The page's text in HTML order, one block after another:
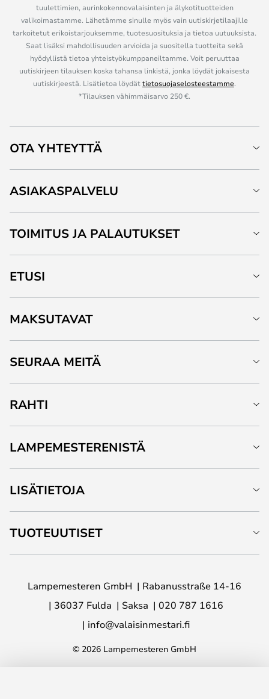
tuulettimien, aurinkokennovalaisinten ja älykotituotteiden
valikoimastamme. Lähetämme sinulle myös vain uutiskirjetilaajille
tarkoitetut erikoistarjouksemme, tuotesuosituksia ja tietoa uutuuksista.
Saat lisäksi mahdollisuuden arvioida ja suositella tuotteita sekä
hyödyllistä tietoa yhteistyökumppaneiltamme. Voit peruuttaa
uutiskirjeen tilauksen koska tahansa linkistä, jonka löydät jokaisesta
uutiskirjeestä. Lisätietoa löydättietosuojaselosteestamme.
*Tilauksen vähimmäisarvo 250 €.
OTA YHTEYTTÄ
ASIAKASPALVELU
TOIMITUS JA PALAUTUKSET
ETUSI
MAKSUTAVAT
SEURAA MEITÄ
RAHTI
LAMPEMESTERENISTÄ
LISÄTIETOJA
TUOTEUUTISET
Lampemesteren GmbH
Rabanusstraße 14-16
36037 Fulda
Saksa
020 787 1616
info@valaisinmestari.fi
© 2026 Lampemesteren GmbH